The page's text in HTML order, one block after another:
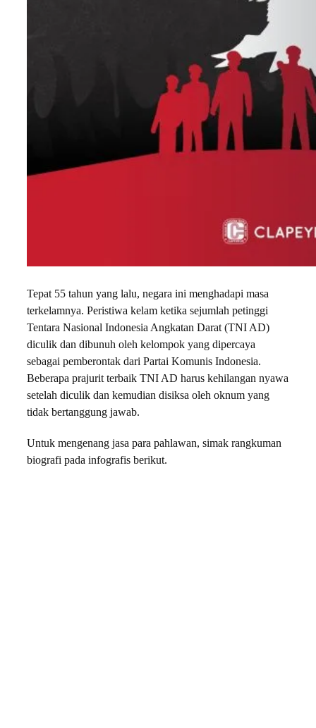
Tepat 55 tahun yang lalu, negara ini menghadapi masa
terkelamnya. Peristiwa kelam ketika sejumlah petinggi
Tentara Nasional Indonesia Angkatan Darat (TNI AD)
diculik dan dibunuh oleh kelompok yang dipercaya
sebagai pemberontak dari Partai Komunis Indonesia.
Beberapa prajurit terbaik TNI AD harus kehilangan nyawa
setelah diculik dan kemudian disiksa oleh oknum yang
tidak bertanggung jawab.
Untuk mengenang jasa para pahlawan, simak rangkuman
biografi pada infografis berikut.